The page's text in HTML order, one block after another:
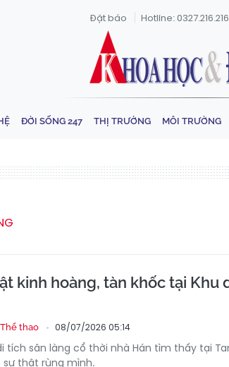
Đặt báo Hotline: 0327.216.216
ĐỜI SỐNG 247 THỊ TRƯỜNG MÔI TRƯỜNG
kinh hoàng, tàn khốc tại Khu
thao 08/07/2026 05:14
tích sân làng cổ thời nhà Hán tìm thấy tại
sự thật rùng mình.